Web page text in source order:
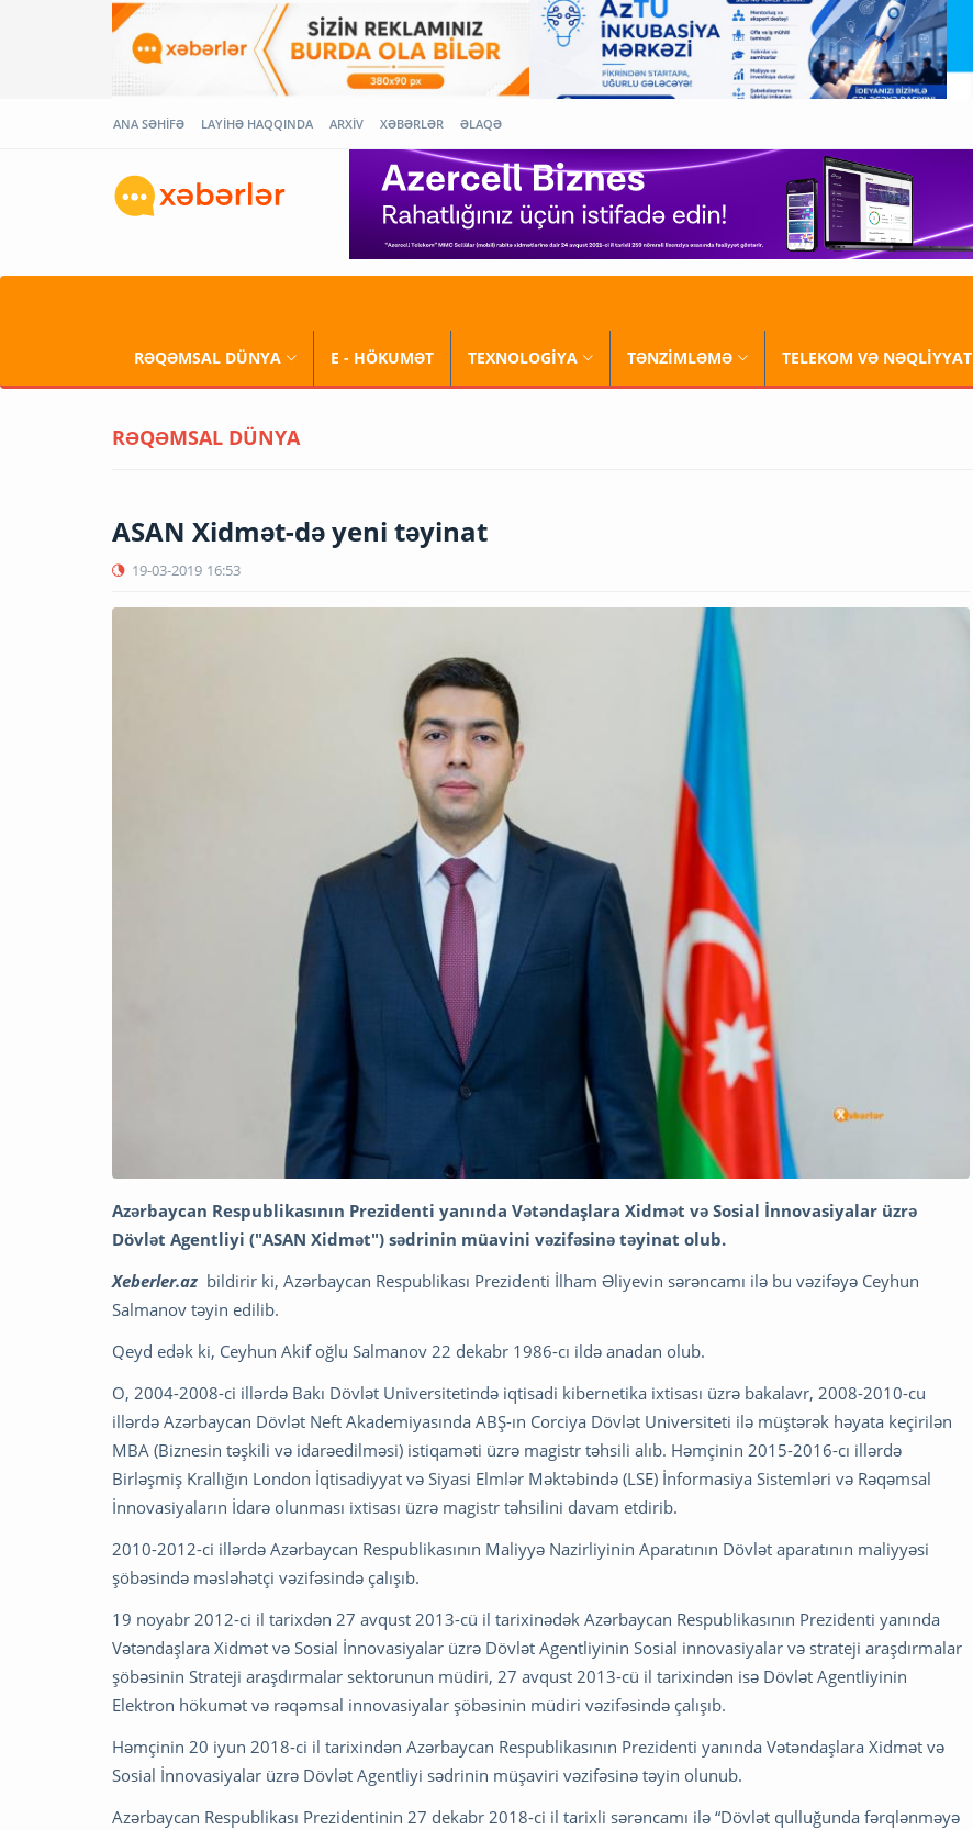
ANA SƏHİFƏ LAYİHƏ HAQQINDA ARXİV XƏBƏRLƏR ƏLAQƏ
RƏQƏMSAL DÜNYA E - HÖKUMƏT TEXNOLOGİYA TƏNZİMLƏMƏ TELEKOM VƏ NƏQLİYYAT
RƏQƏMSAL DÜNYA
ASAN Xidmət-də yeni təyinat
19-03-2019 16:53
Azərbaycan Respublikasının Prezidenti yanında Vətəndaşlara Xidmət və Sosial İnnovasiyalar üzrə
Dövlət Agentliyi ("ASAN Xidmət") sədrinin müavini vəzifəsinə təyinat olub.
Xeberler.az bildirir ki, Azərbaycan Respublikası Prezidenti İlham Əliyevin sərəncamı ilə bu vəzifəyə Ceyhun
Salmanov təyin edilib.
Qeyd edək ki, Ceyhun Akif oğlu Salmanov 22 dekabr 1986-cı ildə anadan olub.
O, 2004-2008-ci illərdə Bakı Dövlət Universitetində iqtisadi kibernetika ixtisası üzrə bakalavr, 2008-2010-cu
illərdə Azərbaycan Dövlət Neft Akademiyasında ABŞ-ın Corciya Dövlət Universiteti ilə müştərək həyata keçirilən
MBA (Biznesin təşkili və idarəedilməsi) istiqaməti üzrə magistr təhsili alıb. Həmçinin 2015-2016-cı illərdə
Birləşmiş Krallığın London İqtisadiyyat və Siyasi Elmlər Məktəbində (LSE) İnformasiya Sistemləri və Rəqəmsal
İnnovasiyaların İdarə olunması ixtisası üzrə magistr təhsilini davam etdirib.
2010-2012-ci illərdə Azərbaycan Respublikasının Maliyyə Nazirliyinin Aparatının Dövlət aparatının maliyyəsi
şöbəsində məsləhətçi vəzifəsində çalışıb.
19 noyabr 2012-ci il tarixdən 27 avqust 2013-cü il tarixinədək Azərbaycan Respublikasının Prezidenti yanında
Vətəndaşlara Xidmət və Sosial İnnovasiyalar üzrə Dövlət Agentliyinin Sosial innovasiyalar və strateji araşdırmalar
şöbəsinin Strateji araşdırmalar sektorunun müdiri, 27 avqust 2013-cü il tarixindən isə Dövlət Agentliyinin
Elektron hökumət və rəqəmsal innovasiyalar şöbəsinin müdiri vəzifəsində çalışıb.
Həmçinin 20 iyun 2018-ci il tarixindən Azərbaycan Respublikasının Prezidenti yanında Vətəndaşlara Xidmət və
Sosial İnnovasiyalar üzrə Dövlət Agentliyi sədrinin müşaviri vəzifəsinə təyin olunub.
Azərbaycan Respublikası Prezidentinin 27 dekabr 2018-ci il tarixli sərəncamı ilə “Dövlət qulluğunda fərqlənməyə